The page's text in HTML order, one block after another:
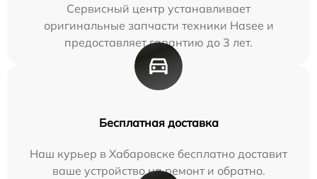
Сервисный центр устанавливает
оригинальные запчасти техники Hasee и
предоставляет гарантию до 3 лет.
Бесплатная доставка
Наш курьер в Хабаровске бесплатно доставит
ваше устройство на ремонт и обратно.